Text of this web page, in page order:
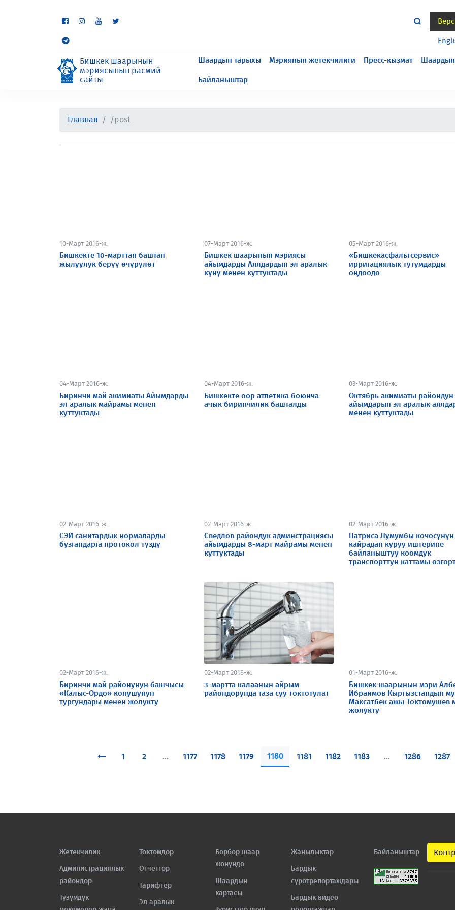
Бишкек шаарынын
мэриясынын расмий
сайты
Шаардын тарыхы Мэриянын жетекчилиги Пресс-кызмат
Байланыштар
Главная /post
10-Март 2016-ж.
Бишкекте 10-марттан баштап
жылуулук берүү өчүрүлөт
07-Март 2016-ж.
Бишкек шаарынын мэриясы
айымдарды Аялдардын эл аралык
күнү менен куттуктады
05-Март 2016-ж.
«Бишкекасфальтсервис»
ирригациялык тутумдарды
оңдоодо
04-Март 2016-ж.
Биринчи май акимиаты Айымдарды
эл аралык майрамы менен
куттуктады
04-Март 2016-ж.
Бишкекте оор атлетика боюнча
ачык биринчилик башталды
03-Март 2016-ж.
Октябрь акимиаты райондун
айымдарын эл аралык
менен куттуктады
02-Март 2016-ж.
СЭИ санитардык нормаларды
бузгандарга протокол түздү
02-Март 2016-ж.
Сведлов райондук админстрациясы
айымдарды 8-март майрамы менен
куттуктады
02-Март 2016-ж.
Патриса Лумумбы көчөсүнүн
кайрадан куруу иштерине
байланыштуу коомдук
транспорттун каттамы
02-Март 2016-ж.
Биринчи май районунун башчысы
«Калыс-Ордо» конушунун
тургундары менен жолукту
02-Март 2016-ж.
3-мартта калаанын айрым
райондорунда таза суу токтотулат
01-Март 2016-ж.
Бишкек шаарынын мэри
Ибраимов Кыргызстандын
Максатбек ажы Токтомушев
жолукту
1 2 ... 1177 1178 1179 1180 1181 1182 1183 ... 1286 1287
Жетекчилик
Администрациялык
райондор
Түзүмдүк
Токтомдор
Отчёттор
Тарифтер
Эл аралык
Борбор шаар
жөнүндө
Шаардын
картасы
Жаңылыктар
Бардык
сүрөтрепортаждары
Бардык видео
Байланыштар